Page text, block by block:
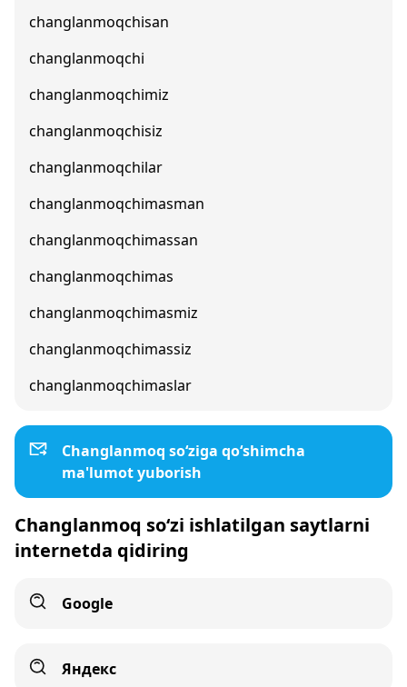
changlanmoqchisan
changlanmoqchi
changlanmoqchimiz
changlanmoqchisiz
changlanmoqchilar
changlanmoqchimasman
changlanmoqchimassan
changlanmoqchimas
changlanmoqchimasmiz
changlanmoqchimassiz
changlanmoqchimaslar
Changlanmoq so‘ziga qo‘shimcha
ma'lumot yuborish
Changlanmoq so‘zi ishlatilgan saytlarni
internetda qidiring
Google
Яндекс